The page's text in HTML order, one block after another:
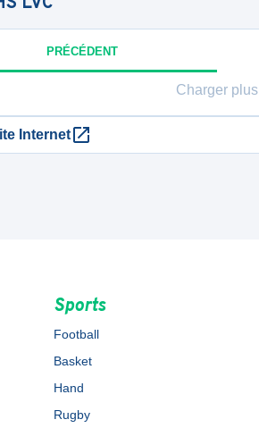
PRÉCÉDENT
Charger plus
Internet
Sports
Football
Basket
Hand
Rugby